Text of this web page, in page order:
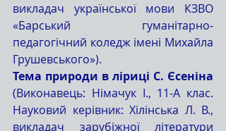
викладач української мови КЗВО
«Барський гуманітарно-
педагогічний коледж імені Михайла
Грушевського»).
(Виконавець: Німачук І., 11-А клас.
Науковий керівник: Хілінська Л. В.,
викладач зарубіжної літератури